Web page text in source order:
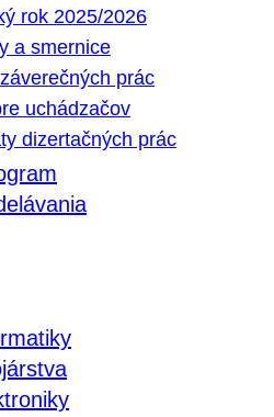
rok 2025/2026
a smernice
prác
uchádzačov
dizertačných prác